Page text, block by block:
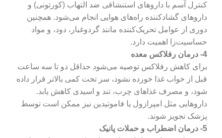
کنترل آسم با داروهای استنشاقی ضد التهاب (کورتونی) و
داروهای گشادکننده راه‌های هوایی انجام می‌شود. همچنین
دوری از عوامل تحریک‌کننده مانند گردوغبار، دود، و مواد
حساسیت‌زا اهمیت دارد.
4- درمان رفلاکس معده
برای کاهش رفلاکس توصیه می‌شود حداقل دو تا سه ساعت
قبل از خواب غذا خورده نشود، سر تخت کمی بالاتر قرار داده
شود، و مصرف غذاهای چرب، تند و اسیدی کاهش یابد.
داروهایی مثل امپرازول یا فاموتیدین نیز ممکن است توسط
پزشک تجویز شوند.
5- درمان اضطراب و حملات پانیک